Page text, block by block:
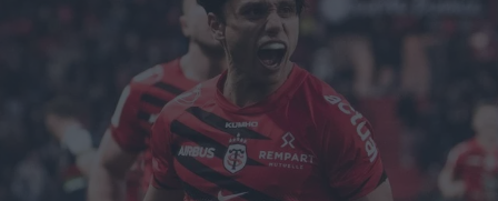
United Rugby Championship
Top14
Premiership